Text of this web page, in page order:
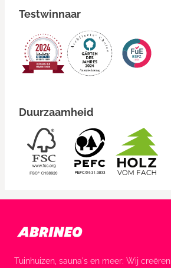
Testwinnaar
Duurzaamheid
Tuinhuizen, sauna's en meer: Wij creëren